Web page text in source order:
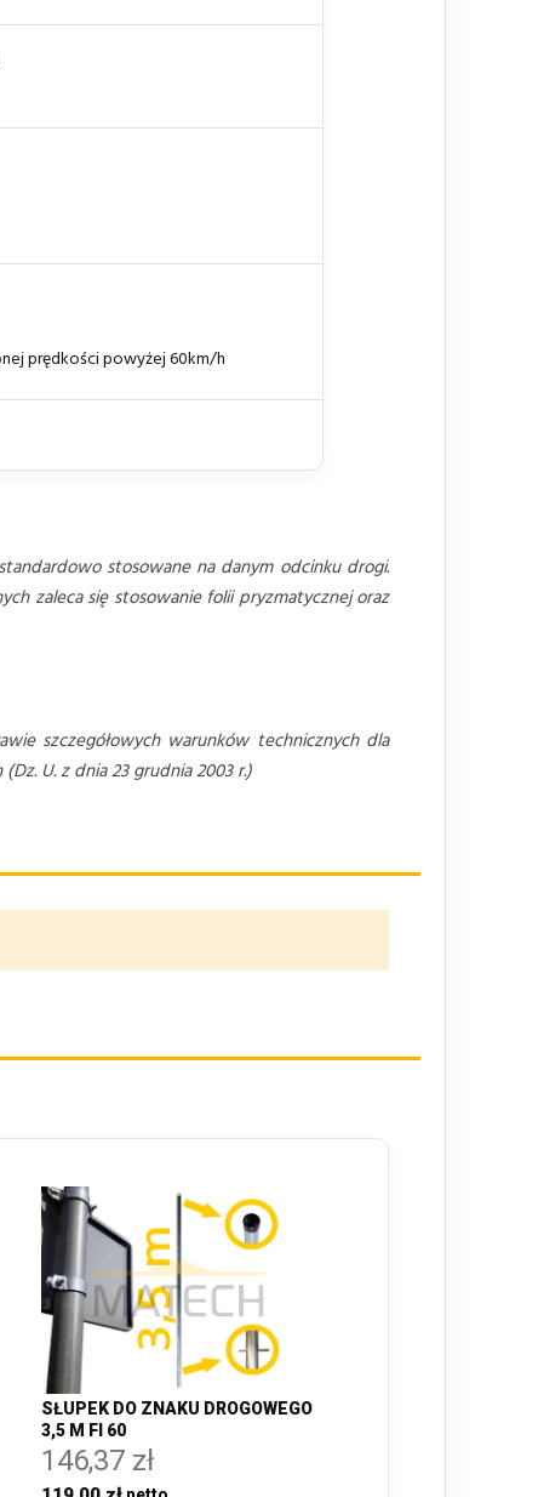
prędkości powyżej 60km/h
stosowane na danym odcinku drogi.
zaleca się stosowanie folii pryzmatycznej oraz
szczegółowych warunków technicznych dla
U. z dnia 23 grudnia 2003 r.)
SŁUPEK DO ZNAKU DROGOWEGO
3,5 M FI 60
146,37 zł